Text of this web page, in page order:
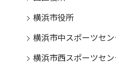
横浜市役所
横浜市中スポーツセン
横浜市西スポーツセン